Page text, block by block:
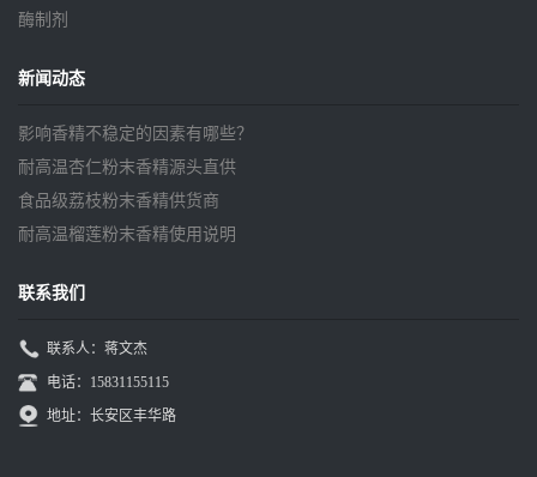
酶制剂
新闻动态
影响香精不稳定的因素有哪些？
耐高温杏仁粉末香精源头直供
食品级荔枝粉末香精供货商
耐高温榴莲粉末香精使用说明
联系我们
联系人：蒋文杰
电话：15831155115
地址：长安区丰华路